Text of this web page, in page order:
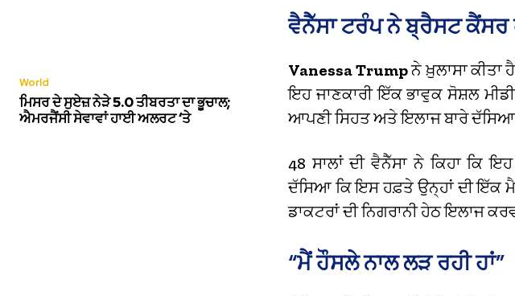
World
ਮਿਸਰ ਦੇ ਸੁਏਜ਼ ਨੇੜੇ 5.0 ਤੀਬਰਤਾ ਦਾ ਭੂਚਾਲ;
ਐਮਰਜੈਂਸੀ ਸੇਵਾਵਾਂ ਹਾਈ ਅਲਰਟ ‘ਤੇ
ਵੈਨੈੱਸਾ ਟਰੰਪ ਨੇ ਬ੍ਰੈਸਟ ਕੈਂਸਰ
Vanessa Trumpਨੇ ਖ਼ੁਲਾਸਾ
ਇਹ ਜਾਣਕਾਰੀ ਇੱਕ ਭਾਵੁਕ ਸੋਸ਼ਲ
ਆਪਣੀ ਸਿਹਤ ਅਤੇ ਇਲਾਜ ਬਾਰੇ
48 ਸਾਲਾਂ ਦੀ ਵੈਨੈੱਸਾ ਨੇ ਕਿਹਾ ਕਿ
ਦੱਸਿਆ ਕਿ ਇਸ ਹਫ਼ਤੇ ਉਨ੍ਹਾਂ ਦੀ ਇੱਕ
ਡਾਕਟਰਾਂ ਦੀ ਨਿਗਰਾਨੀ ਹੇਠ ਇਲਾਜ
“ਮੈਂ ਹੌਸਲੇ ਨਾਲ ਲੜ ਰਹੀ ਹਾਂ”